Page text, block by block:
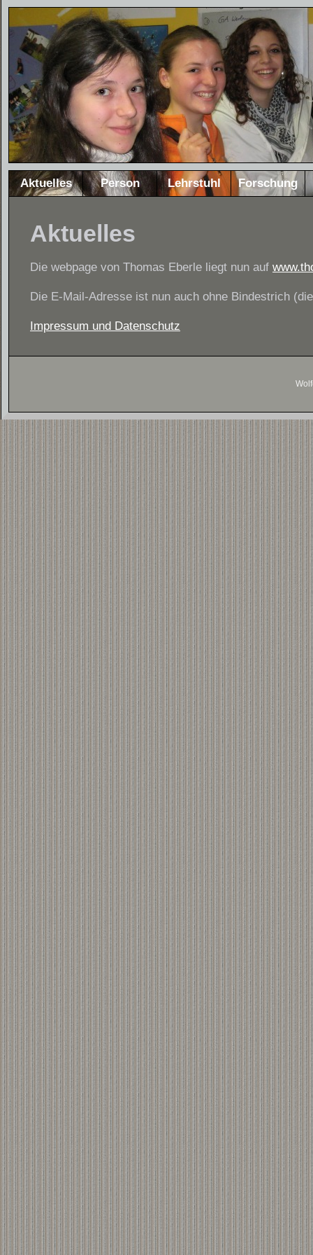
Aktuelles Person Lehrstuhl Forschung
Aktuelles
Die webpage von Thomas Eberle liegt nun auf
Die E-Mail-Adresse ist nun auch ohne Bindestrich
Impressum und Datenschutz